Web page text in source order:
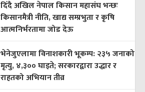
दिँदै अखिल नेपाल किसान महासंघ भन्छः
किसानमैत्री नीति, खाद्य सम्प्रभुता र कृषि
आत्मनिर्भरतामा जोड देऊ
भेनेजुएलामा विनाशकारी भूकम्प: २३५ जनाको
मृत्यु, ४,३०० घाइते; सरकारद्वारा उद्धार र
राहतको अभियान तीव्र